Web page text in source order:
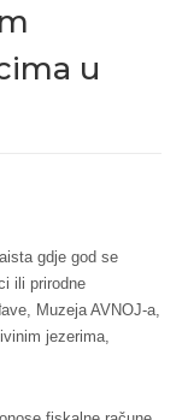
u
gdje god se
ili prirodne
Muzeja AVNOJ-a,
jezerima,